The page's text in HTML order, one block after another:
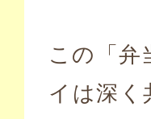
この「弁
イは深く